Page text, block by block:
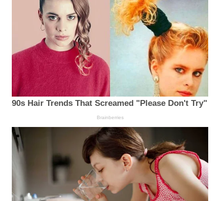
90s Hair Trends That Screamed "Please Don't Try"
Brainberries